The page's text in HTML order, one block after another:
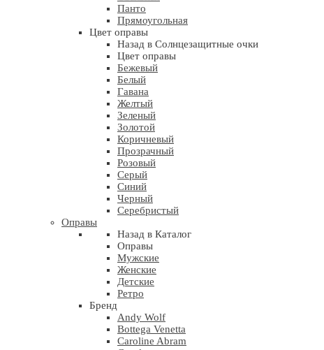
Панто
Прямоугольная
Цвет оправы
Назад в Солнцезащитные очки
Цвет оправы
Бежевый
Белый
Гавана
Желтый
Зеленый
Золотой
Коричневый
Прозрачный
Розовый
Серый
Синий
Черный
Серебристый
Оправы
Назад в Каталог
Оправы
Мужские
Женские
Детские
Ретро
Бренд
Andy Wolf
Bottega Venetta
Caroline Abram